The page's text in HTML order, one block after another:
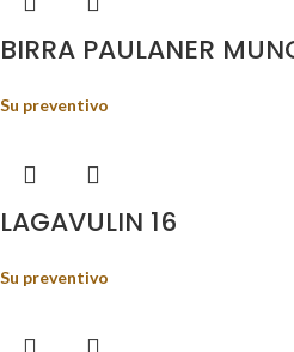
BIRRA PAULANER
Su preventivo
LAGAVULIN 16
Su preventivo